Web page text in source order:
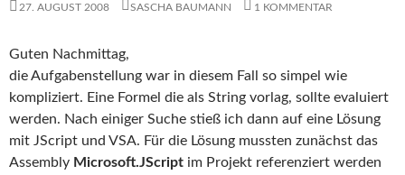
27. AUGUST 2008 SASCHA BAUMANN 1 KOMMENTAR
Guten Nachmittag,
die Aufgabenstellung war in diesem Fall so simpel wie
kompliziert. Eine Formel die als String vorlag, sollte evaluiert
werden. Nach einiger Suche stieß ich dann auf eine Lösung
mit JScript und VSA. Für die Lösung mussten zunächst das
Assembly Microsoft.JScript im Projekt referenziert werden